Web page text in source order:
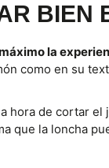
BIEN
la
como en su
hora de cortar el
que la loncha